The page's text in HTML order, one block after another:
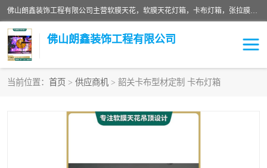
佛山朗鑫装饰工程有限公司主营软膜天花，软膜天花灯箱，卡布灯箱，张拉膜等产品，价格实惠，支持定制；公司专业装饰铺面，家居，会展特装，软膜等工程，技能精良人员，安装快、价格合理，质量保证、热诚与各方有识人士合作，欢迎新老客户来电咨询。
佛山朗鑫装饰工程有限公司
当前位置： 首页 > 供应商机 > 韶关卡布型材定制 卡布灯箱